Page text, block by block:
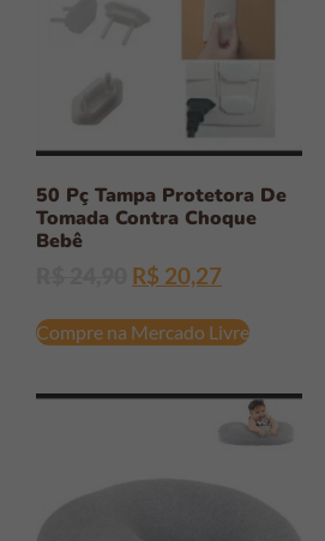
50 Pç Tampa Protetora De
Tomada Contra Choque
Bebê
R$ 20,27
Compre na Mercado Livre